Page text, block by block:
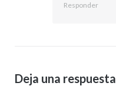
Responder
Deja una respuesta